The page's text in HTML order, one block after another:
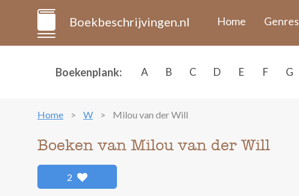
Boekbeschrijvingen.nl Home Genres
Boekenplank: A B C D E F G
Home W Milou van der Will
Boeken van Milou van der Will
2